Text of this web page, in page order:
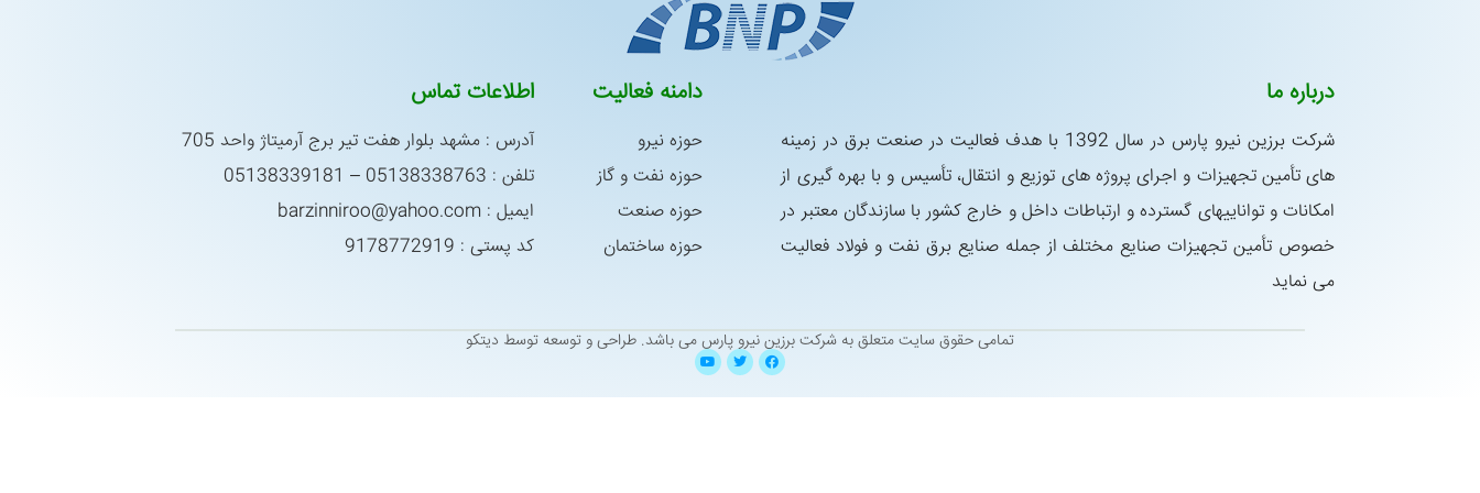
درباره ما
شركت برزین نیرو پارس در سال 1392 با هدف فعالیت در صنعت برق در زمینه
های تأمین تجهیزات و اجرای پروژه های توزیع و انتقال، تأسیس و با بهره گیری از
امكانات و تواناییهای گسترده و ارتباطات داخل و خارج كشور با سازندگان معتبر در
خصوص تأمین تجهیزات صنایع مختلف از جمله صنایع برق نفت و فولاد فعالیت
می نماید
دامنه فعالیت
حوزه نیرو
حوزه نفت و گاز
حوزه صنعت
حوزه ساختمان
اطلاعات تماس
آدرس : مشهد بلوار هفت تیر برج آرمیتاژ واحد 705
تلفن : 05138338763 – 05138339181
ایمیل : barzinniroo@yahoo.com
کد پستی : 9178772919
تمامی حقوق سایت متعلق به شرکت برزین نیرو پارس می باشد. طراحی و توسعه توسط دیتکو